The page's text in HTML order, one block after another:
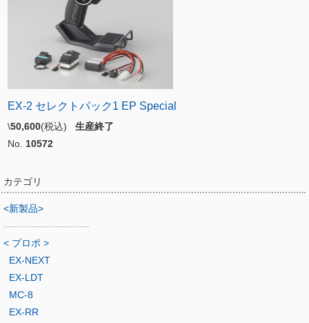
EX-2 セレクトパック1 EP Special
\50,600(税込) 生産終了
No. 10572
カテゴリ
<新製品>
-------------------------
< プロポ >
EX-NEXT
EX-LDT
MC-8
EX-RR